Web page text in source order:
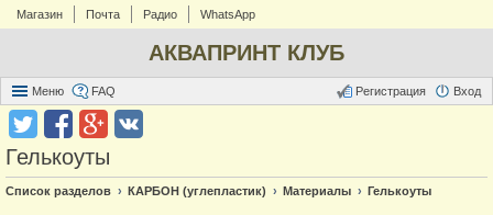
Магазин Почта Радио WhatsApp
АКВАПРИНТ КЛУБ
Меню FAQ Вход
Регистрация
Гелькоуты
Список разделов КАРБОН (углепластик) Материалы Гелькоуты